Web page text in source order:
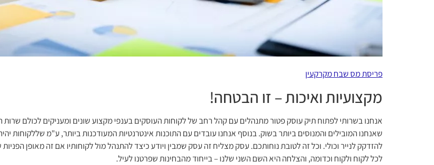
פריסת מס שבח מקרקעין
מקצועיות ואיכות – זו הבטחה!
אנחנו בשרותי לפתוח תיק עוסק פטור מתנהלים עם קהל רחב של לקוחות העוסקים בענפי מקצוע שונים ומעניקים לכולם שרות
שאנחנו המובילים והמנוסים ביותר בשוק. בנוסף אנחנו עובדים עם התוכנות אינטרנטיות המעודכנות ביותר, ע"מ שללקוחות
להזדקק לנייר וכולי. וכל זה לטובת נוחותכם. עסק מצליח זה עסק שמבין ויודע כיצד להתנהל מול לקוחותיו אם זה מאופן
לכל לקוח ולקוח וכדומה, והצלחה היא השם השני שלנו – בייחוד מהבחינות שפרטנו לעיל.